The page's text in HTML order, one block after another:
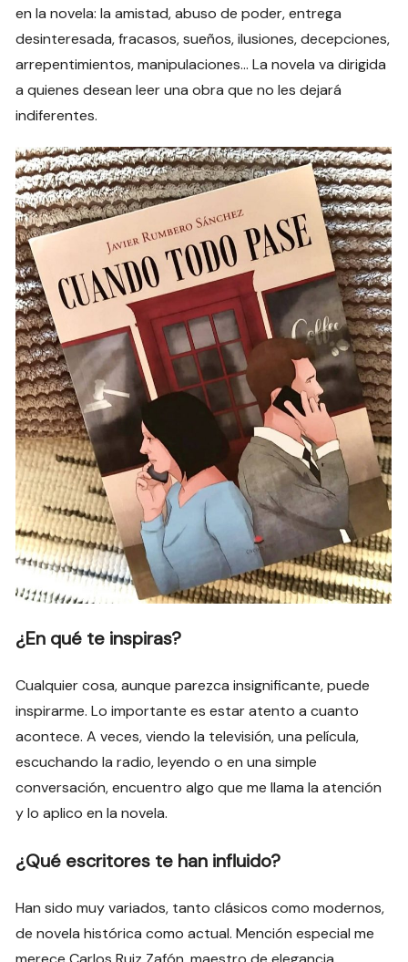
en la novela: la amistad, abuso de poder, entrega
desinteresada, fracasos, sueños, ilusiones, decepciones,
arrepentimientos, manipulaciones… La novela va dirigida
a quienes desean leer una obra que no les dejará
indiferentes.
¿En qué te inspiras?
Cualquier cosa, aunque parezca insignificante, puede
inspirarme. Lo importante es estar atento a cuanto
acontece. A veces, viendo la televisión, una película,
escuchando la radio, leyendo o en una simple
conversación, encuentro algo que me llama la atención
y lo aplico en la novela.
¿Qué escritores te han influido?
Han sido muy variados, tanto clásicos como modernos,
de novela histórica como actual. Mención especial me